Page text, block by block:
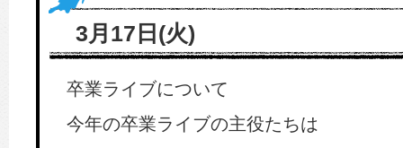
3月17日(火)
卒業ライブについて
今年の卒業ライブの主役たちは